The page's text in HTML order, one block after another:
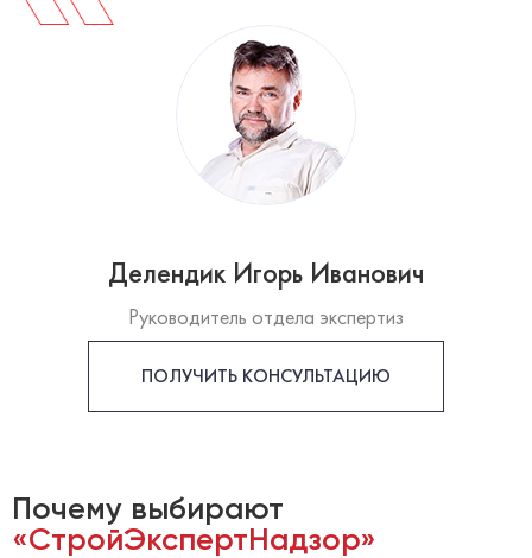
Делендик Игорь Иванович
Руководитель отдела экспертиз
ПОЛУЧИТЬ КОНСУЛЬТАЦИЮ
Почему выбирают
«СтройЭкспертНадзор»